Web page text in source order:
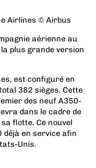
Airlines © Airbus
aérienne au
plus grande version
est configuré en
382 sièges. Cette
des neuf A350-
dans le cadre de
flotte. Ce nouvel
en service afin
Unis.